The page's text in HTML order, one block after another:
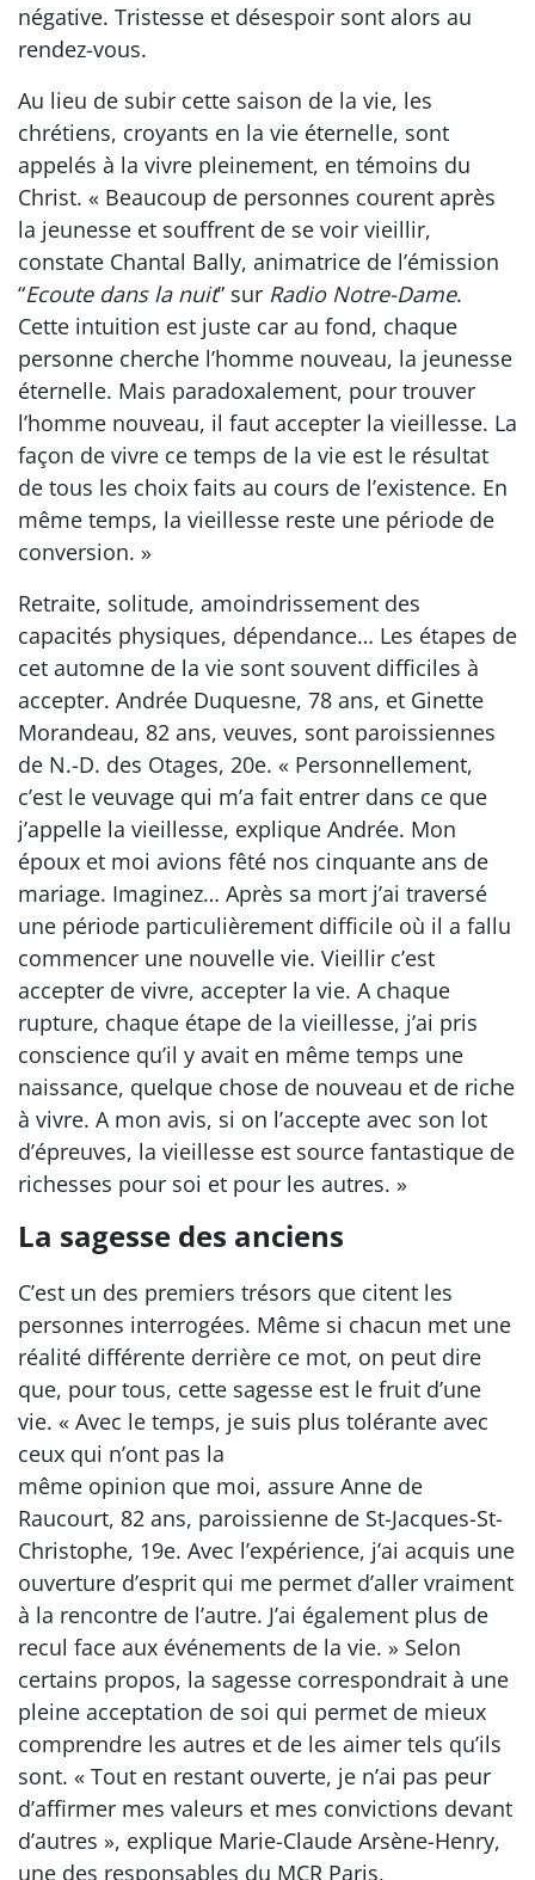
négative. Tristesse et désespoir sont alors au
rendez-vous.
Au lieu de subir cette saison de la vie, les
chrétiens, croyants en la vie éternelle, sont
appelés à la vivre pleinement, en témoins du
Christ. « Beaucoup de personnes courent après
la jeunesse et souffrent de se voir vieillir,
constate Chantal Bally, animatrice de l’émission
“Ecoute dans la nuit” sur Radio Notre-Dame.
Cette intuition est juste car au fond, chaque
personne cherche l’homme nouveau, la jeunesse
éternelle. Mais paradoxalement, pour trouver
l’homme nouveau, il faut accepter la vieillesse. La
façon de vivre ce temps de la vie est le résultat
de tous les choix faits au cours de l’existence. En
même temps, la vieillesse reste une période de
conversion. »
Retraite, solitude, amoindrissement des
capacités physiques, dépendance… Les étapes de
cet automne de la vie sont souvent difficiles à
accepter. Andrée Duquesne, 78 ans, et Ginette
Morandeau, 82 ans, veuves, sont paroissiennes
de N.-D. des Otages, 20e. « Personnellement,
c’est le veuvage qui m’a fait entrer dans ce que
j’appelle la vieillesse, explique Andrée. Mon
époux et moi avions fêté nos cinquante ans de
mariage. Imaginez… Après sa mort j’ai traversé
une période particulièrement difficile où il a fallu
commencer une nouvelle vie. Vieillir c’est
accepter de vivre, accepter la vie. A chaque
rupture, chaque étape de la vieillesse, j’ai pris
conscience qu’il y avait en même temps une
naissance, quelque chose de nouveau et de riche
à vivre. A mon avis, si on l’accepte avec son lot
d’épreuves, la vieillesse est source fantastique de
richesses pour soi et pour les autres. »
La sagesse des anciens
C’est un des premiers trésors que citent les
personnes interrogées. Même si chacun met une
réalité différente derrière ce mot, on peut dire
que, pour tous, cette sagesse est le fruit d’une
vie. « Avec le temps, je suis plus tolérante avec
ceux qui n’ont pas la
même opinion que moi, assure Anne de
Raucourt, 82 ans, paroissienne de St-Jacques-St-
Christophe, 19e. Avec l’expérience, j’ai acquis une
ouverture d’esprit qui me permet d’aller vraiment
à la rencontre de l’autre. J’ai également plus de
recul face aux événements de la vie. » Selon
certains propos, la sagesse correspondrait à une
pleine acceptation de soi qui permet de mieux
comprendre les autres et de les aimer tels qu’ils
sont. « Tout en restant ouverte, je n’ai pas peur
d’affirmer mes valeurs et mes convictions devant
d’autres », explique Marie-Claude Arsène-Henry,
une des responsables du MCR Paris,